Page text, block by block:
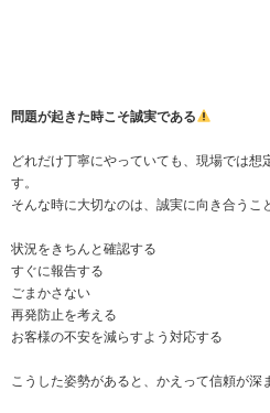
問題が起きた時こそ誠実である
どれだけ丁寧にやっていても、現場では想
す。
そんな時に大切なのは、誠実に向き合うこ
状況をきちんと確認する
すぐに報告する
ごまかさない
再発防止を考える
お客様の不安を減らすよう対応する
こうした姿勢があると、かえって信頼が深